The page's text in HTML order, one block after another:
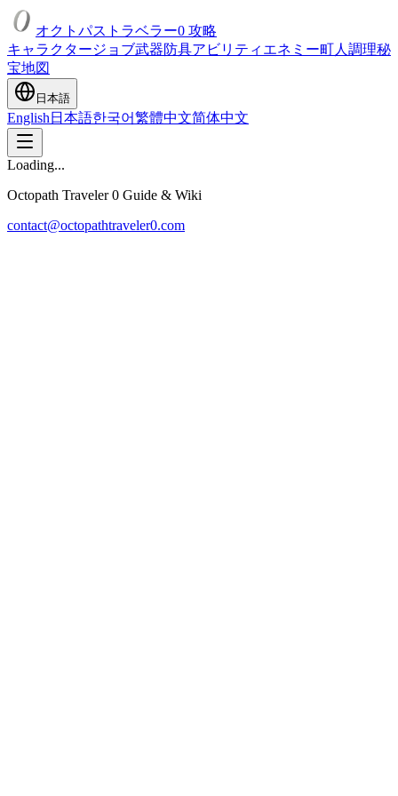
オクトパストラベラー0 攻略
キャラクタージョブ武器防具アビリティ エネミー町人 調理秘
宝地図
日本語
English 日本語한국어繁體中文简体中文
Loading...
Octopath Traveler 0 Guide & Wiki
contact@octopathtraveler0.com